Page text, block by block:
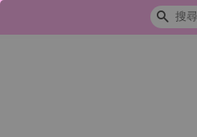
搜尋